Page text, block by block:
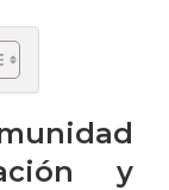
y